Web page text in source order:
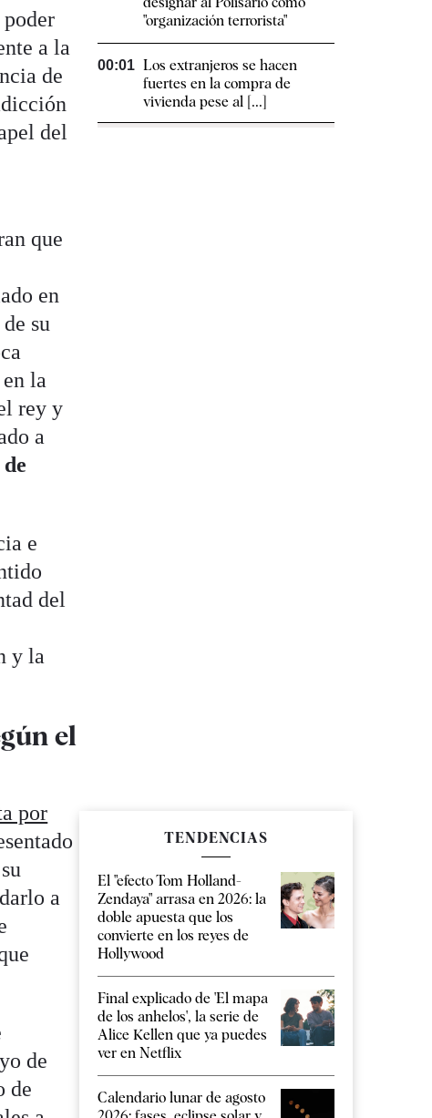
a la
de
del
que
en
su
la
rey y
a
e
del
y la
el
por
a
de
de
"organización terrorista"
00:01 Los extranjeros se hacen
fuertes en la compra de
vivienda pese al [...]
TENDENCIAS
El "efecto Tom Holland-
Zendaya" arrasa en 2026: la
doble apuesta que los
convierte en los reyes de
Hollywood
Final explicado de 'El mapa
de los anhelos', la serie de
Alice Kellen que ya puedes
ver en Netflix
Calendario lunar de agosto